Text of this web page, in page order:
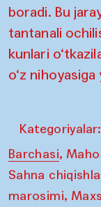
boradi. Bu
tantanali
kunlari
o‘z
Kategoriyalar:
Barchasi,
Sahna
marosimi,